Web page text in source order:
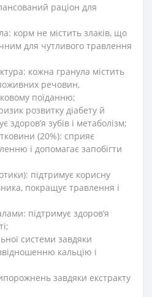
раціон для
корм не містить злаків, що
для чутливого травлення
кожна гранула містить
речовин,
поїданню;
розвитку діабету й
здоров’я зубів і метаболізм;
(20%): сприяє
і допомагає запобігти
підтримує корисну
покращує травлення і
підтримує здоров’я
системи завдяки
кальцію і
завдяки екстракту